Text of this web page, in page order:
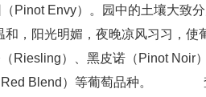
（Pinot Envy）。园中的土壤大致
，阳光明媚，夜晚凉风习习，使
Riesling）、黑皮诺（Pinot Noir
Red Blend）等葡萄品种。 查